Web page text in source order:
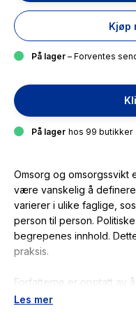
Kjøp
På lager – Forventes
På lager hos 99 butikker
Omsorg og omsorgssvikt
være vanskelig å
varierer i ulike faglige,
person til person.
begrepenes innhold.
praksis.
Forfatterne er opptatt av
diskurser på
Les mer